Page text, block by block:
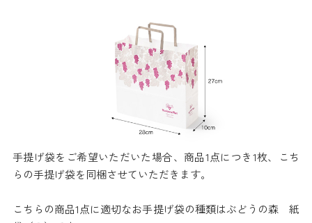
手提げ袋をご希望いただいた場合、商品1点につき1枚、こち
らの手提げ袋を同梱させていただきます。
こちらの商品1点に適切なお手提げ袋の種類はぶどうの森 紙